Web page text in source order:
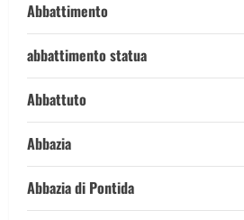
Abbattimento
abbattimento statua
Abbattuto
Abbazia
Abbazia di Pontida